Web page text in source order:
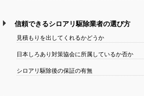
信頼できるシロアリ駆除業者の選び方
見積もりを出してくれるかどうか
日本しろあり対策協会に所属しているか否か
シロアリ駆除後の保証の有無